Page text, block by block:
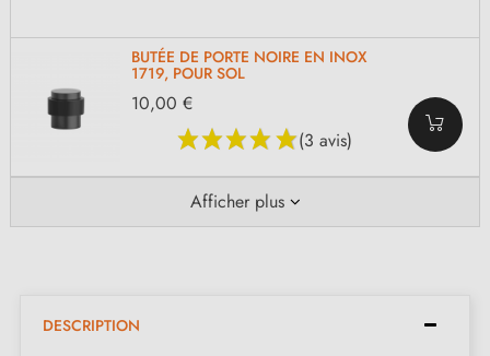
BUTÉE DE PORTE NOIRE EN INOX
1719, POUR SOL
(3 avis)
10,00 €
Afficher plus
DESCRIPTION